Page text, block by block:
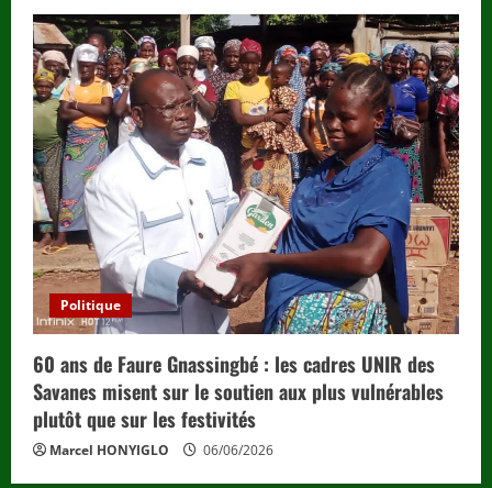
Politique
60 ans de Faure Gnassingbé : les cadres UNIR des
Savanes misent sur le soutien aux plus vulnérables
plutôt que sur les festivités
Marcel HONYIGLO 06/06/2026